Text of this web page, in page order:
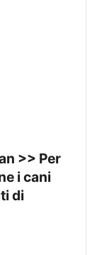
>> Per
i cani
di